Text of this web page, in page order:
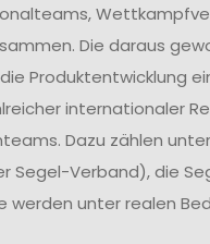
Die daraus
Produktentwicklung
internationaler
Dazu zählen
Segel-Verband), die
werden unter realen